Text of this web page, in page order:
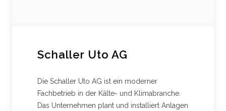
Schaller Uto AG
Die Schaller Uto AG ist ein moderner
Fachbetrieb in der Kälte- und Klimabranche.
Das Unternehmen plant und installiert Anlagen